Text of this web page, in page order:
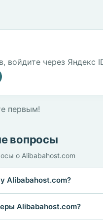
войдите через Яндекс
первым!
вопросы
о Alibabahost.com
Alibabahost.com?
Alibabahost.com?